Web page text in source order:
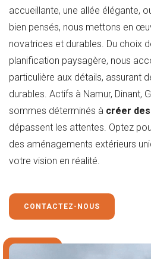
accueillante, une allée élégante,
bien pensés, nous mettons en
novatrices et durables. Du choix
planification paysagère, nous
particulière aux détails, assurant
durables. Actifs à Namur, Dinant,
sommes déterminés à créer
dépassent les attentes. Optez
des aménagements extérieurs
votre vision en réalité.
CONTACTEZ-NOUS